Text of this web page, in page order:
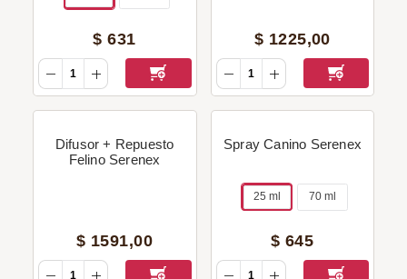
$ 631 $ 1225,00
Difusor + Repuesto
Felino Serenex
$ 1591,00
Spray Canino Serenex
25 ml 70 ml
$ 645